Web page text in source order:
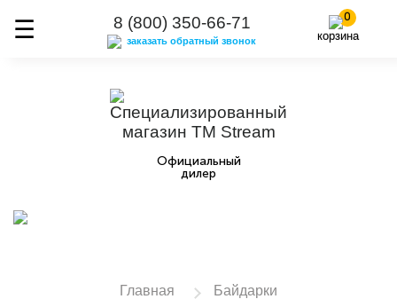
8 (800) 350-66-71
заказать обратный звонок
0
корзина
Официальный
дилер
Главная
Байдарки